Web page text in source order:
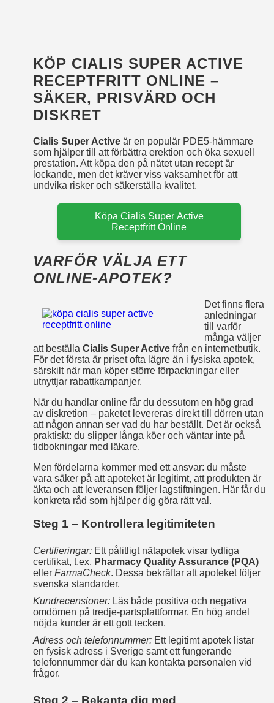
KÖP CIALIS SUPER ACTIVE
RECEPTFRITT ONLINE –
SÄKER, PRISVÄRD OCH
DISKRET
Cialis Super Activeär en populär PDE5-hämmare
som hjälper till att förbättra erektion och öka sexuell
prestation. Att köpa den på nätet utan recept är
lockande, men det kräver viss vaksamhet för att
undvika risker och säkerställa kvalitet.
Köpa Cialis Super Active
Receptfritt Online
VARFÖR VÄLJA ETT
ONLINE‑APOTEK?
Det finns flera
anledningar
till varför
många väljer
att beställa Cialis Super Activefrån en internetbutik.
För det första är priset ofta lägre än i fysiska apotek,
särskilt när man köper större förpackningar eller
utnyttjar rabattkampanjer.
När du handlar online får du dessutom en hög grad
av diskretion – paketet levereras direkt till dörren utan
att någon annan ser vad du har beställt. Det är också
praktiskt: du slipper långa köer och väntar inte på
tidbokningar med läkare.
Men fördelarna kommer med ett ansvar: du måste
vara säker på att apoteket är legitimt, att produkten är
äkta och att leveransen följer lagstiftningen. Här får du
konkreta råd som hjälper dig göra rätt val.
Steg 1 – Kontrollera legitimiteten
Certifieringar:Ett pålitligt nätapotek visar tydliga
certifikat, t.ex. Pharmacy Quality Assurance (PQA)
eller FarmaCheck. Dessa bekräftar att apoteket följer
svenska standarder.
Kundrecensioner:Läs både positiva och negativa
omdömen på tredje‑partsplattformar. En hög andel
nöjda kunder är ett gott tecken.
Adress och telefonnummer:Ett legitimt apotek listar
en fysisk adress i Sverige samt ett fungerande
telefonnummer där du kan kontakta personalen vid
frågor.
Steg 2 – Bekanta dig med